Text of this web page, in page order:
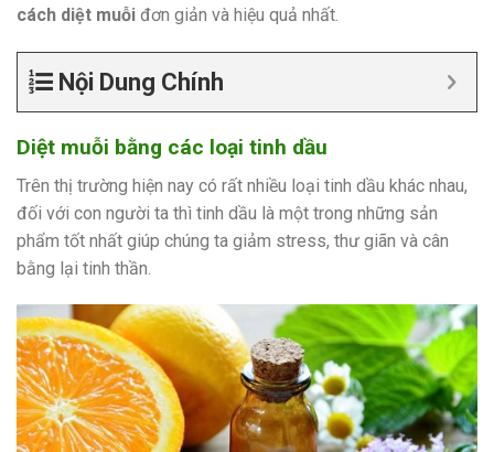
cách diệt muỗi đơn giản và hiệu quả nhất.
Nội Dung Chính
Diệt muỗi bằng các loại tinh dầu
Trên thị trường hiện nay có rất nhiều loại tinh dầu khác nhau,
đối với con người ta thì tinh dầu là một trong những sản
phẩm tốt nhất giúp chúng ta giảm stress, thư giãn và cân
bằng lại tinh thần.